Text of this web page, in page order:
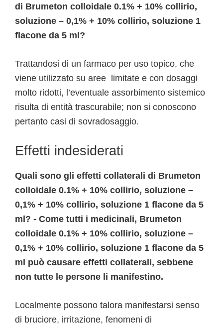
di Brumeton colloidale 0.1% + 10% collirio,
soluzione – 0,1% + 10% collirio, soluzione 1
flacone da 5 ml?
Trattandosi di un farmaco per uso topico, che
viene utilizzato su aree limitate e con dosaggi
molto ridotti, l’eventuale assorbimento sistemico
risulta di entità trascurabile; non si conoscono
pertanto casi di sovradosaggio.
Effetti indesiderati
Quali sono gli effetti collaterali di Brumeton
colloidale 0.1% + 10% collirio, soluzione –
0,1% + 10% collirio, soluzione 1 flacone da 5
ml? - Come tutti i medicinali, Brumeton
colloidale 0.1% + 10% collirio, soluzione –
0,1% + 10% collirio, soluzione 1 flacone da 5
ml può causare effetti collaterali, sebbene
non tutte le persone li manifestino.
Localmente possono talora manifestarsi senso
di bruciore, irritazione, fenomeni di